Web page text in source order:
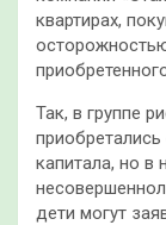
квартирах,
Так, в группе
капитала, но в
дети могут